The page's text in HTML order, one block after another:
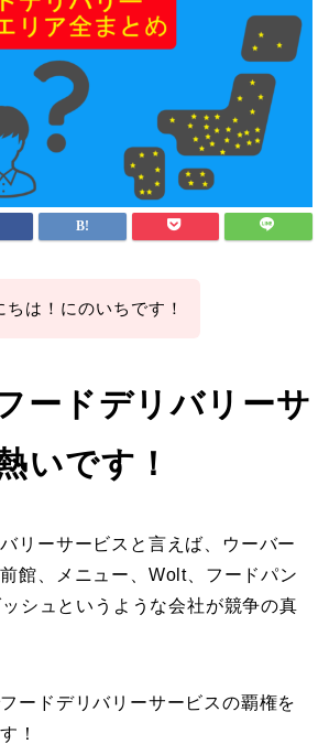
ちは！にのいちです！
ードデリバリーサ
いです！
リーサービスと言えば、ウーバー
館、メニュー、Wolt、フードパン
シュというような会社が競争の真
ードデリバリーサービスの覇権を
！